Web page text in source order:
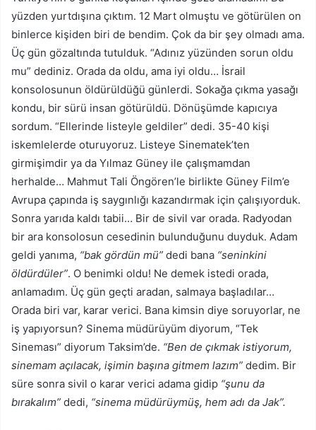
yüzden yurtdışına çıktım. 12 Mart olmuştu ve götürülen on
binlerce kişiden biri de bendim. Çok da bir şey olmadı ama.
Üç gün gözaltında tutulduk. “Adınız yüzünden sorun oldu
mu” dediniz. Orada da oldu, ama iyi oldu… İsrail
konsolosunun öldürüldüğü günlerdi. Sokağa çıkma yasağı
kondu, bir sürü insan götürüldü. Dönüşümde kapıcıya
sordum. “Ellerinde listeyle geldiler” dedi. 35-40 kişi
iskemlelerde oturuyoruz. Listeye Sinematek’ten
girmişimdir ya da Yılmaz Güney ile çalışmamdan
herhalde… Mahmut Tali Öngören’le birlikte Güney Film’e
Avrupa çapında iş saygınlığı kazandırmak için çalışıyorduk.
Sonra yarıda kaldı tabii… Bir de sivil var orada. Radyodan
bir ara konsolosun cesedinin bulunduğunu duyduk. Adam
geldi yanıma, “bak gördün mü” dedi bana “seninkini
öldürdüler”. O benimki oldu! Ne demek istedi orada,
anlamadım. Üç gün geçti aradan, salmaya başladılar…
Orada biri var, karar verici. Bana kimsin diye soruyorlar, ne
iş yapıyorsun? Sinema müdürüyüm diyorum, “Tek
Sineması” diyorum Taksim’de. “Ben de çıkmak istiyorum,
sinemam açılacak, işimin başına gitmem lazım” dedim. Bir
süre sonra sivil o karar verici adama gidip “şunu da
bırakalım” dedi, “sinema müdürüymüş, hem adı da Jak”.